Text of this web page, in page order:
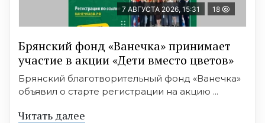
7 АВГУСТА 2026, 15:31 18
Брянский фонд «Ванечка» принимает
участие в акции «Дети вместо цветов»
Брянский благотворительный фонд «Ванечка»
объявил о старте регистрации на акцию ...
Читать далее